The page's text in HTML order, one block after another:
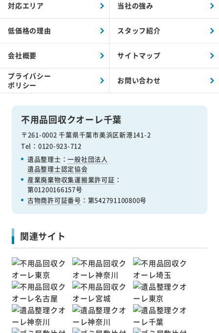
不用品回収クオーレ千葉
〒261-0002 千葉県千葉市美浜区新港141-2
Tel：0120-923-712
遺品整理士：一般社団法人
遺品整理士認定協会
産業廃棄物収集運搬業許可証 ：
第01200166157号
古物商許可証番号 ：第542791100800号
対応エリア 当社の強み
低価格の理由 スタッフ紹介
会社概要 サイトマップ
プライバシー
ポリシー
お問い合わせ
関連サイト